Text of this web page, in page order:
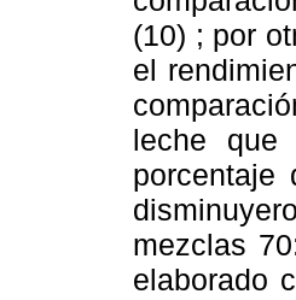
(10) ; por
el
leche
porcentaje
mezclas
elaborado